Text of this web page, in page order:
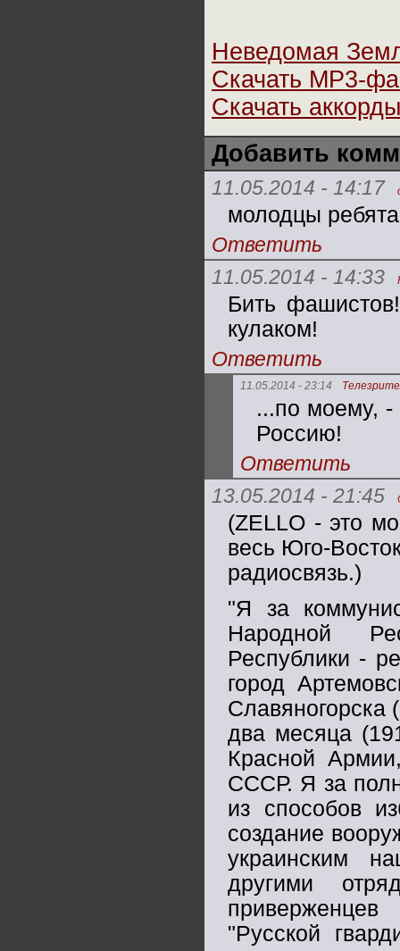
Неведомая
Скачать MP3-
Скачать
Добавить
11.05.2014 - 14:17
молодцы ребята
Ответить
11.05.2014 - 14:33
Бить
кулаком!
Ответить
11.05.2014 - 23:14
...по моему,
Россию!
Ответить
13.05.2014 - 21:45
(ZELLO - это
весь Юго-
радиосвязь.)
"Я за
Народной
Республики -
город
Славяногорска
два месяца
Красной
СССР. Я за
из способов
создание
украинским
другими
"Русской